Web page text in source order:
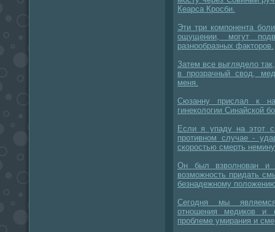
Кеарса Кросби.
Эти три компонента
ощущении, могут
разнообразных факторов.
Затем все выглядело
в прозрачный свод,
меня.
Сюзанну прислал к
гинекологии Синайской
Если я упаду на этот
противном случае -
скоростью смерть
Он был взволнован и
возможность придать
безнадежному
Сегодня мы
отношения медиков и
проблеме умирания и